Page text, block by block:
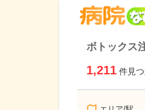
ボトックス
1,211 件見